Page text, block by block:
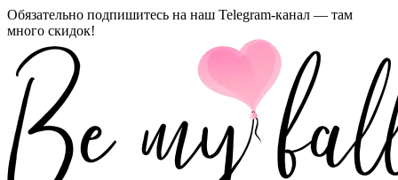
Обязательно подпишитесь на наш Telegram-канал — там
много скидок!